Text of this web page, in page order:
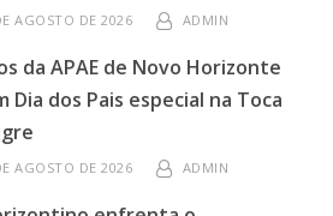
AGOSTO DE 2026 ADMIN
da APAE de Novo Horizonte
Dia dos Pais especial na Toca
AGOSTO DE 2026 ADMIN